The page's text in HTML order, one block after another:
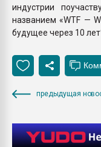
индустрии
названием «WTF —
будущее через 10
предыдущая